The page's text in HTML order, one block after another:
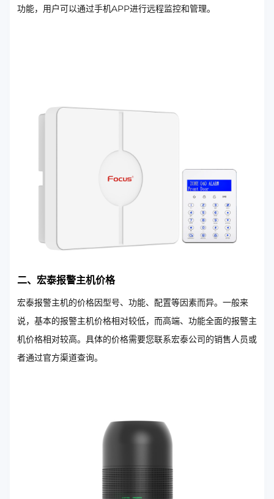
功能，用户可以通过手机APP进行远程监控和管理。
二、宏泰报警主机价格
宏泰报警主机的价格因型号、功能、配置等因素而异。一般来
说，基本的报警主机价格相对较低，而高端、功能全面的报警主
机价格相对较高。具体的价格需要您联系宏泰公司的销售人员或
者通过官方渠道查询。